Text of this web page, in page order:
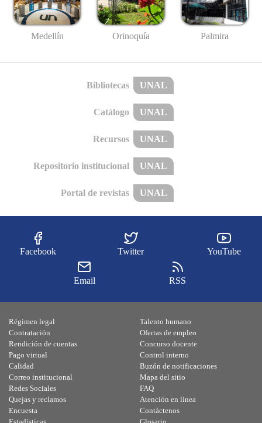
Medellín Orinoquía Palmira
Bibliotecas UNAL
Catálogo UNAL
Recursos UNAL
Repositorio institucional UNAL
Portal de revistas UNAL
Facebook Twitter YouTube
Email RSS
Régimen legal
Contratación
Rendición de cuentas
Pago virtual
Calidad
Talento humano
Ofertas de empleo
Concurso docente
Control interno
Buzón de notificaciones
Correo institucional
Redes Sociales
Quejas y reclamos
Encuesta
Mapa del sitio
FAQ
Atención en línea
Contáctenos